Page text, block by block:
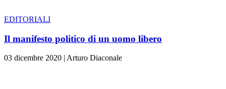
EDITORIALI
Il manifesto politico di un uomo libero
03 dicembre 2020 | Arturo Diaconale